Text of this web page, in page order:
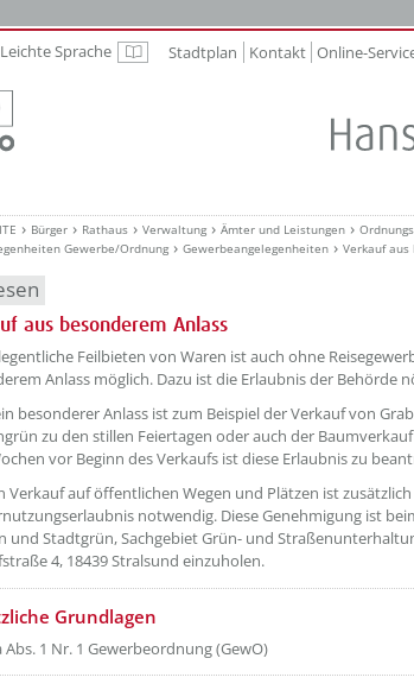
Leichte Sprache Leichte Sprache
Stadtplan Kontakt Online-
Bürger Rathaus Verwaltung Ämter und Leistungen
Gewerbe/Ordnung
Gewerbeangelegenheiten Verkauf aus
aus besonderem Anlass
Feilbieten von Waren ist auch ohne
Anlass möglich. Dazu ist die Erlaubnis der Behörde
besonderer Anlass ist zum Beispiel der Verkauf von
zu den stillen Feiertagen oder auch der
vor Beginn des Verkaufs ist diese Erlaubnis zu
Verkauf auf öffentlichen Wegen und Plätzen ist
notwendig. Diese Genehmigung ist
und Stadtgrün, Sachgebiet Grün- und
4, 18439 Stralsund einzuholen.
Grundlagen
Abs. 1 Nr. 1 Gewerbeordnung (GewO)